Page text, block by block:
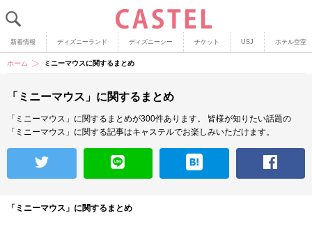
新着情報 ディズニーランド ディズニーシー チケット USJ ホテル空室
ホーム ミニーマウスに関するまとめ
「ミニーマウス」に関するまとめ
「ミニーマウス」に関するまとめが300件あります。
皆様が知りたい話題の
「ミニーマウス」に関する記事はキャステルでお楽しみいただけます。
「ミニーマウス」に関するまとめ